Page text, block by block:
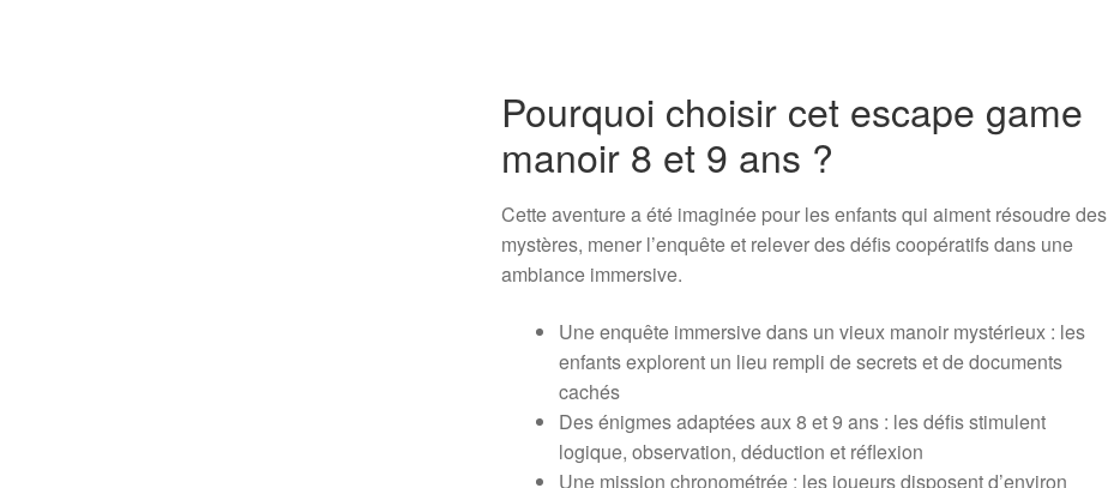
Pourquoi choisir cet escape game
manoir 8 et 9 ans ?
Cette aventure a été imaginée pour les enfants qui aiment résoudre des
mystères, mener l’enquête et relever des défis coopératifs dans une
ambiance immersive.
Une enquête immersive dans un vieux manoir mystérieux : les
enfants explorent un lieu rempli de secrets et de documents
cachés
Des énigmes adaptées aux 8 et 9 ans : les défis stimulent
logique, observation, déduction et réflexion
Une mission chronométrée : les joueurs disposent d’environ